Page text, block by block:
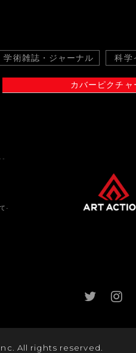
学術雑誌・ジャーナル 科
カバーピクチャ
-
-
All rights reserved.